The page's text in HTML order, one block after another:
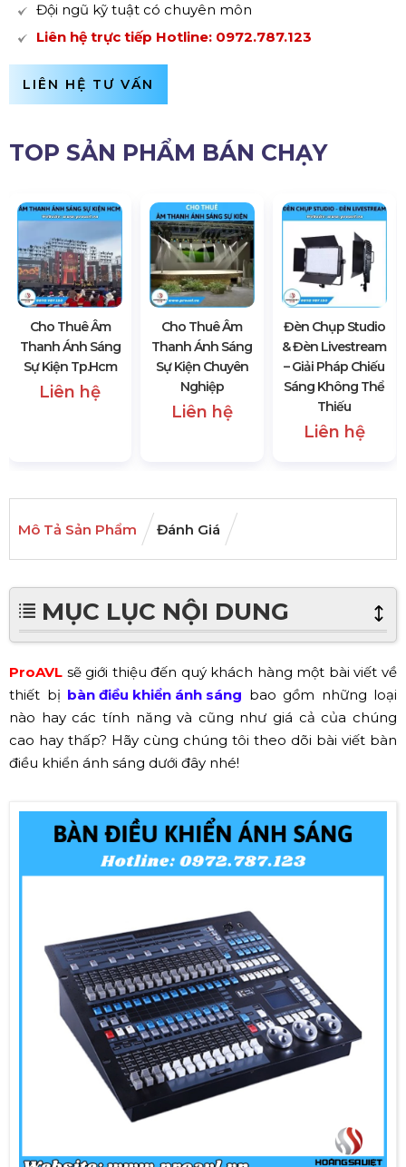
Đội ngũ kỹ tuật có chuyên môn
Liên hệ trực tiếp Hotline: 0972.787.123
LIÊN HỆ TƯ VẤN
TOP SẢN PHẨM BÁN CHẠY
Cho Thuê Âm
Thanh Ánh Sáng
Sự Kiện Tp.hcm
Liên hệ
Cho Thuê Âm
Thanh Ánh Sáng
Sự Kiện Chuyên
Nghiệp
Liên hệ
Đèn Chụp Studio
& Đèn Livestream
– Giải Pháp Chiếu
Sáng Không Thể
Thiếu
Liên hệ
Mô Tả Sản Phẩm Đánh Giá
MỤC LỤC NỘI DUNG
ProAVL sẽ giới thiệu đến quý khách hàng một bài viết về
thiết bị bàn điều khiển ánh sáng bao gồm những loại
nào hay các tính năng và cũng như giá cả của chúng
cao hay thấp? Hãy cùng chúng tôi theo dõi bài viết bàn
điều khiển ánh sáng dưới đây nhé!